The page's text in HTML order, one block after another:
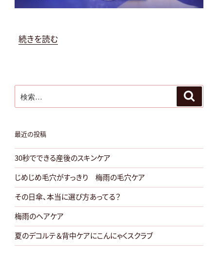
イ
の
“週
の
夜
ア
で、
肌
を
美
し
く”
の
続きを読む
索:
最近の投稿
30秒でできる産後のスキンケア
じめじめ毛穴がすっきり 梅雨の毛穴ケア
その日傘、本当に選び方あってる？
梅雨のヘアケア
夏のデコルテ＆背中ケアにこんにゃくスクラブ